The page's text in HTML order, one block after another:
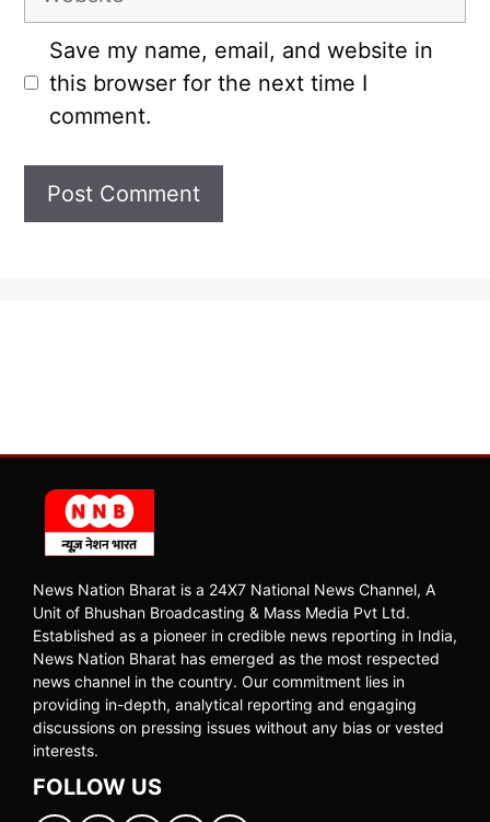
Save my name, email, and website in
this browser for the next time I
comment.
News Nation Bharat is a 24X7 National News Channel, A
Unit of Bhushan Broadcasting & Mass Media Pvt Ltd.
Established as a pioneer in credible news reporting in India,
News Nation Bharat has emerged as the most respected
news channel in the country. Our commitment lies in
providing in-depth, analytical reporting and engaging
discussions on pressing issues without any bias or vested
interests.
FOLLOW US